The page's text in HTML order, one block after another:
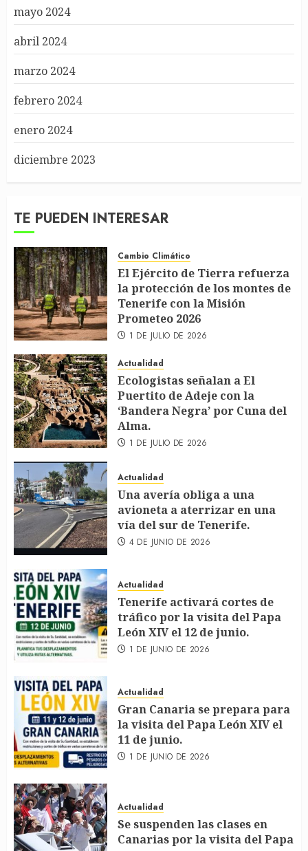
mayo 2024
abril 2024
marzo 2024
febrero 2024
enero 2024
diciembre 2023
TE PUEDEN INTERESAR
Cambio Climático
El Ejército de Tierra refuerza
la protección de los montes de
Tenerife con la Misión
Prometeo 2026
1 DE JULIO DE 2026
Actualidad
Ecologistas señalan a El
Puertito de Adeje con la
‘Bandera Negra’ por Cuna del
Alma.
1 DE JULIO DE 2026
Actualidad
Una avería obliga a una
avioneta a aterrizar en una
vía del sur de Tenerife.
4 DE JUNIO DE 2026
Actualidad
Tenerife activará cortes de
tráfico por la visita del Papa
León XIV el 12 de junio.
1 DE JUNIO DE 2026
Actualidad
Gran Canaria se prepara para
la visita del Papa León XIV el
11 de junio.
1 DE JUNIO DE 2026
Actualidad
Se suspenden las clases en
Canarias por la visita del Papa